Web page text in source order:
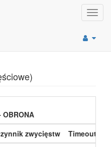
OBRONA
zwycięstw
Timeout